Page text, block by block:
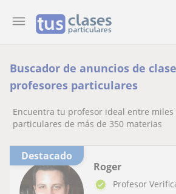
Buscador de anuncios de
profesores particulares
Encuentra tu profesor ideal entre miles
particulares de más de 350 materias
Destacado
Roger
Profesor